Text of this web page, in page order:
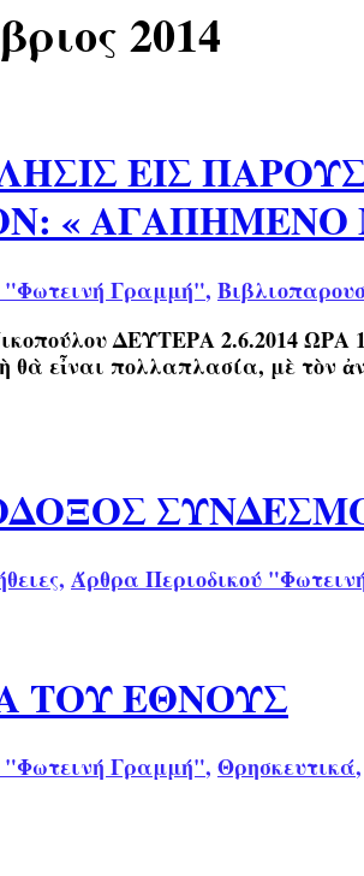
2014
ΕΙΣ
«
"Φωτεινή Γραμμή",
ΔΕΥΤΕΡΑ 2.6.2014
θὰ εἶναι πολλαπλασία, μὲ
, Άρθρα Περιοδικού
ΤΟΥ ΕΘΝΟΥΣ
"Φωτεινή Γραμμή", Θρησκευτικά,